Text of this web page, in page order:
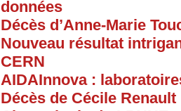
données
Décès d’Anne-Marie
Nouveau résultat
CERN
AIDAInnova :
Décès de Cécile Renault